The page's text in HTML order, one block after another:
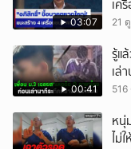
03:07
เค
21 ดู
00:41
รู้แ
เล่
516
หนุ่
ไม่